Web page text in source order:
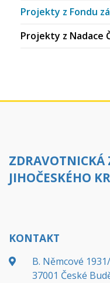
Projekty z Fondu
Projekty z Nadace
ZDRAVOTNICKÁ
JIHOČESKÉHO
KONTAKT
B. Němcové
37001 České